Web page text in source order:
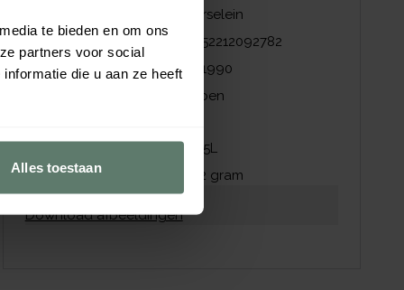
te bieden en om ons
partners voor social
die u aan ze heeft
Alles toestaan
Porselein
4052212092782
NZI nummer
441990
Groen
0,25L
Gewicht
252 gram
Download productblad
Download afbeeldingen